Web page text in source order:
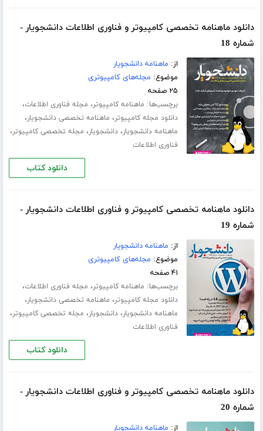
دانلود ماهنامه تخصصی کامپیوتر و فناوری اطلاعات دانشجویار -
شماره 18
از: ماهنامه دانشجویار
موضوع: مجله‌های کامپیوتری
۲۵ صفحه
برچسب‌ها: ماهنامه کامپیوتر، مجله فناوری اطلاعات،
دانلود مجله کامپیوتر، ماهنامه تخصصی دانشجویار،
ماهنامه دانشجویار،دانشجویار، مجله تخصصی کامپیوتر،
فناوری اطلاعات
دانلود کتاب
دانلود ماهنامه تخصصی کامپیوتر و فناوری اطلاعات دانشجویار -
شماره 19
از: ماهنامه دانشجویار
موضوع: مجله‌های کامپیوتری
۴۱ صفحه
برچسب‌ها: ماهنامه کامپیوتر، مجله فناوری اطلاعات،
دانلود مجله کامپیوتر، ماهنامه تخصصی دانشجویار،
ماهنامه دانشجویار،دانشجویار، مجله تخصصی کامپیوتر،
فناوری اطلاعات
دانلود کتاب
دانلود ماهنامه تخصصی کامپیوتر و فناوری اطلاعات دانشجویار -
شماره 20
از: ماهنامه دانشجویار